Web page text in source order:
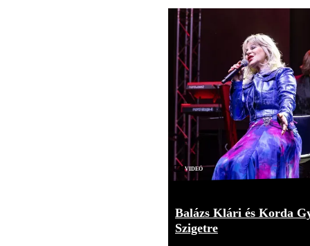
Videó
Balázs Klári és Korda
Szigetre